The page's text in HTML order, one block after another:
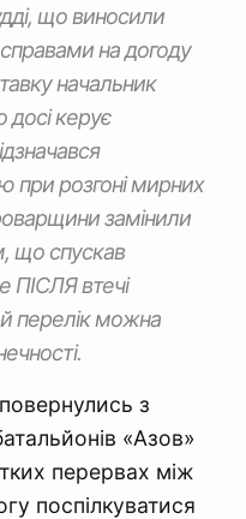
що виносили
на догоду
начальник
досі керує
при розгоні мирних
замінили
що спускав
ПІСЛЯ втечі
перелік можна
з
«Азов»
перервах між
поспілкуватися